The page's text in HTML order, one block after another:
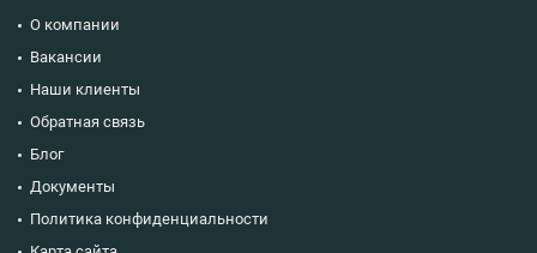
О компании
Вакансии
Наши клиенты
Обратная связь
Блог
Документы
Политика конфиденциальности